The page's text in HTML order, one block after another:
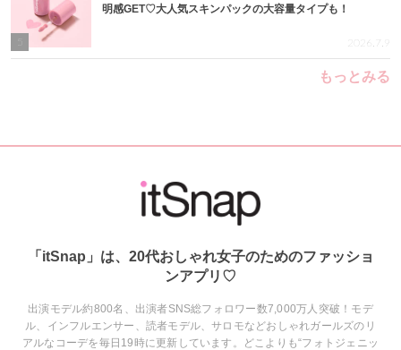
明感GET♡大人気スキンパックの大容量タイプも！
2026.7.9
もっとみる
「itSnap」は、20代おしゃれ女子のためのファッショ
ンアプリ♡
出演モデル約800名、出演者SNS総フォロワー数7,000万人突破！モデ
ル、インフルエンサー、読者モデル、サロモなどおしゃれガールズのリ
アルなコーデを毎日19時に更新しています。どこよりも“フォトジェニッ